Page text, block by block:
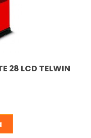
28 LCD TELWIN